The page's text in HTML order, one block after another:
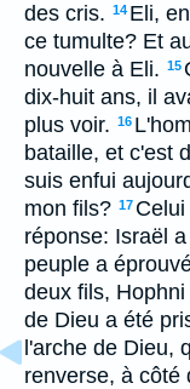
des cris. 14 Eli,
ce tumulte? Et
nouvelle à Eli. 15
dix-huit ans, il
plus voir. 16
bataille, et c'est
suis enfui
mon fils? 17
réponse: Israël
peuple a
deux fils,
de Dieu a été
l'arche de Dieu,
renverse, à côté